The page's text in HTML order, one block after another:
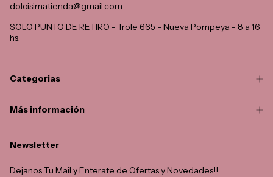
dolcisimatienda@gmail.com
SOLO PUNTO DE RETIRO - Trole 665 - Nueva Pompeya - 8 a 16
hs.
Categorias
Más información
Newsletter
Dejanos Tu Mail y Enterate de Ofertas y Novedades!!